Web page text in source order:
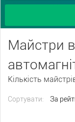
Майстри в
Кількість
Сортувати: За